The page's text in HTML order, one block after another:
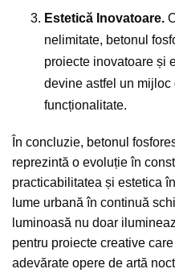
Estetică Inovatoare.
nelimitate, betonul
proiecte inovatoare și
devine astfel un mijloc
funcționalitate.
În concluzie, betonul
reprezintă o evoluție în
practicabilitatea și estetica
lume urbană în continuă
luminoasă nu doar
pentru proiecte creative
adevărate opere de artă